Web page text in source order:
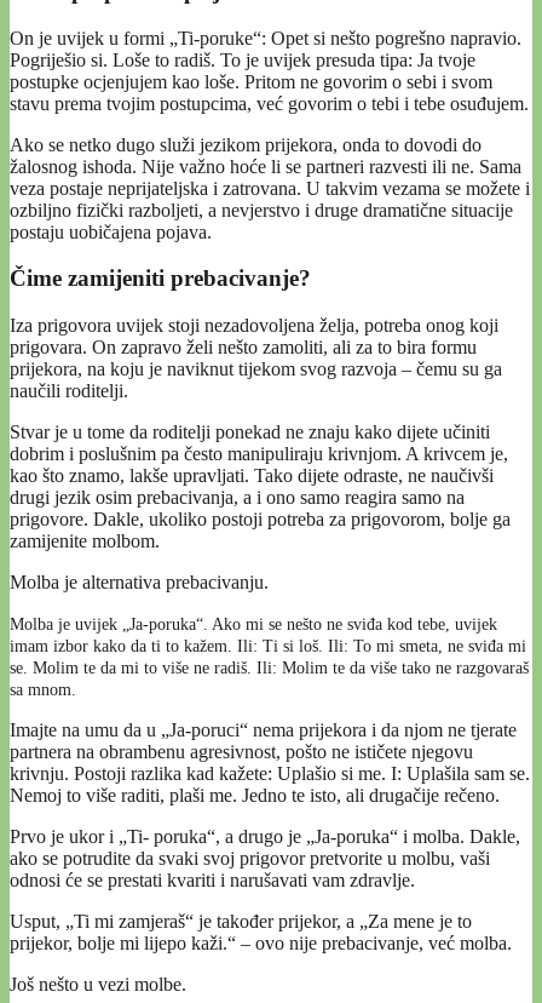
On je uvijek u formi „Ti-poruke“: Opet si nešto pogrešno napravio.
Pogriješio si. Loše to radiš. To je uvijek presuda tipa: Ja tvoje
postupke ocjenjujem kao loše. Pritom ne govorim o sebi i svom
stavu prema tvojim postupcima, već govorim o tebi i tebe osuđujem.
Ako se netko dugo služi jezikom prijekora, onda to dovodi do
žalosnog ishoda. Nije važno hoće li se partneri razvesti ili ne. Sama
veza postaje neprijateljska i zatrovana. U takvim vezama se možete i
ozbiljno fizički razboljeti, a nevjerstvo i druge dramatične situacije
postaju uobičajena pojava.
Čime zamijeniti prebacivanje?
Iza prigovora uvijek stoji nezadovoljena želja, potreba onog koji
prigovara. On zapravo želi nešto zamoliti, ali za to bira formu
prijekora, na koju je naviknut tijekom svog razvoja – čemu su ga
naučili roditelji.
Stvar je u tome da roditelji ponekad ne znaju kako dijete učiniti
dobrim i poslušnim pa često manipuliraju krivnjom. A krivcem je,
kao što znamo, lakše upravljati. Tako dijete odraste, ne naučivši
drugi jezik osim prebacivanja, a i ono samo reagira samo na
prigovore. Dakle, ukoliko postoji potreba za prigovorom, bolje ga
zamijenite molbom.
Molba je alternativa prebacivanju.
Molba je uvijek „Ja-poruka“. Ako mi se nešto ne sviđa kod tebe, uvijek
imam izbor kako da ti to kažem. Ili: Ti si loš. Ili: To mi smeta, ne sviđa mi
se. Molim te da mi to više ne radiš. Ili: Molim te da više tako ne razgovaraš
sa mnom.
Imajte na umu da u „Ja-poruci“ nema prijekora i da njom ne tjerate
partnera na obrambenu agresivnost, pošto ne ističete njegovu
krivnju. Postoji razlika kad kažete: Uplašio si me. I: Uplašila sam se.
Nemoj to više raditi, plaši me. Jedno te isto, ali drugačije rečeno.
Prvo je ukor i „Ti- poruka“, a drugo je „Ja-poruka“ i molba. Dakle,
ako se potrudite da svaki svoj prigovor pretvorite u molbu, vaši
odnosi će se prestati kvariti i narušavati vam zdravlje.
Usput, „Ti mi zamjeraš“ je također prijekor, a „Za mene je to
prijekor, bolje mi lijepo kaži.“ – ovo nije prebacivanje, već molba.
Još nešto u vezi molbe.